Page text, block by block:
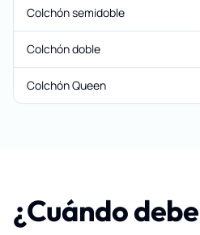
Colchón semidoble
Colchón doble
Colchón Queen
¿Cuándo